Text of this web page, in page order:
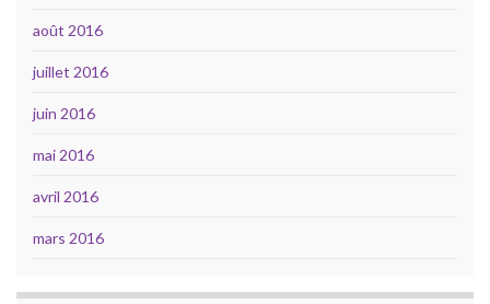
août 2016
juillet 2016
juin 2016
mai 2016
avril 2016
mars 2016